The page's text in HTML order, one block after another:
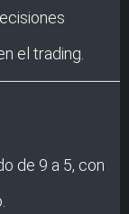
el trading.
de 9 a 5, con